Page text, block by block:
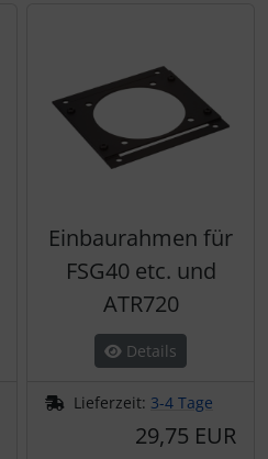
Einbaurahmen für
FSG40 etc. und
ATR720
Details
Lieferzeit: 3-4 Tage
29,75 EUR